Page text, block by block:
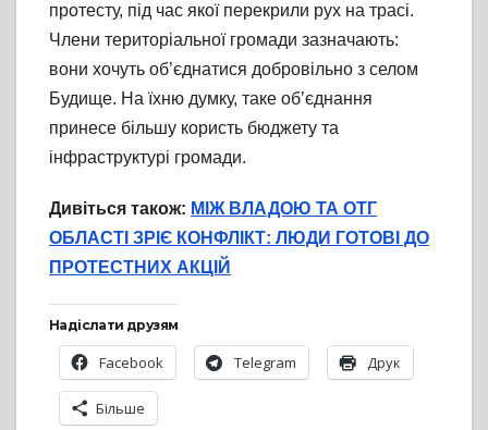
протесту, під час якої перекрили рух на трасі.
Члени територіальної громади зазначають:
вони хочуть об’єднатися добровільно з селом
Будище. На їхню думку, таке об’єднання
принесе більшу користь бюджету та
інфраструктурі громади.
Дивіться також: МІЖ ВЛАДОЮ ТА ОТГ
ОБЛАСТІ ЗРІЄ КОНФЛІКТ: ЛЮДИ ГОТОВІ ДО
ПРОТЕСТНИХ АКЦІЙ
Надіслати друзям
Facebook Telegram Друк
Більше